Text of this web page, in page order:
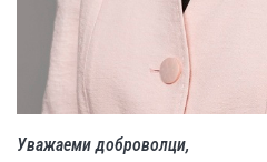
Уважаеми доброволци,